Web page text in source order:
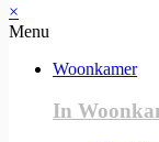
×
Menu
Woonkamer
In